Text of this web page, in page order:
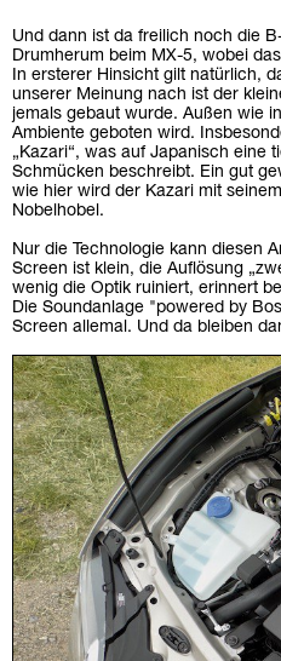
Und dann ist da freilich noch die
Drumherum beim MX-5, wobei
In ersterer Hinsicht gilt natürlich,
unserer Meinung nach ist der
jemals gebaut wurde. Außen wie
Ambiente geboten wird.
„Kazari“, was auf Japanisch eine
Schmücken beschreibt. Ein gut
wie hier wird der Kazari mit
Nobelhobel.
Nur die Technologie kann diesen
Screen ist klein, die Auflösung
wenig die Optik ruiniert, erinnert
Die Soundanlage "powered by
Screen allemal. Und da bleiben